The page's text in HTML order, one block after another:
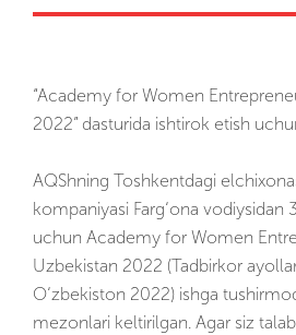
“Academy for Women
2022” dasturida ishtirok etish
AQShning Toshkentdagi
kompaniyasi Farg‘ona vodiysidan
uchun Academy for Women
Uzbekistan 2022 (Tadbirkor
O‘zbekiston 2022) ishga
mezonlari keltirilgan. Agar siz